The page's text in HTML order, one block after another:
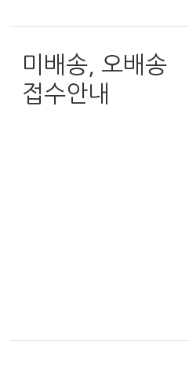
미배송, 오배송
접수안내